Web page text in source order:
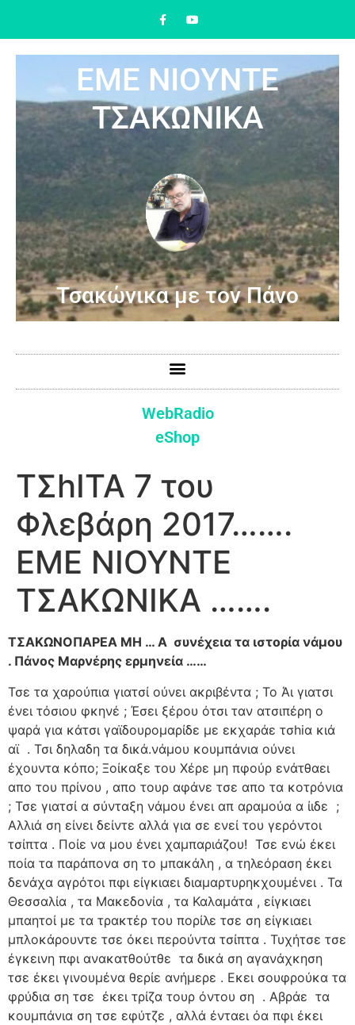
ΕΜΕ ΝΙΟΥΝΤΕ
ΤΣΑΚΩΝΙΚΑ
Τσακώνικα με τον Πάνο
WebRadio
eShop
ΤΣhITA 7 του
Φλεβάρη 2017…….
ΕΜΕ ΝΙΟΥΝΤΕ
ΤΣΑΚΩΝΙΚΑ …….
ΤΣΑΚΩΝΟΠΑΡΕΑ ΜΗ … Α συνέχεια τα ιστορία νάμου
. Πάνος Μαρνέρης ερμηνεία ……
Τσε τα χαρούπια γιατσί ούνει ακριβέντα ; Το Άι γιατσι
ένει τόσιου φκηνέ ; Έσει ξέρου ότσι ταν ατσιπέρη ο
ψαρά για κάτσι γαϊδουρομαρίδε με εκχαράε τσhiα κιά
αϊ . Τσι δηλαδη τα δικά.νάμου κουμπάνια ούνει
έχουντα κόπο; Ξοίκαξε του Χέρε μη πφούρ ενάτθαει
απο του πρίνου , απο τουρ αφάνε τσε απο τα κοτρόνια
; Τσε γιατσί α σύνταξη νάμου ένει απ αραμούα α ίιδε ;
Αλλιά ση είνει δείντε αλλά για σε ενεί του γερόντοι
τσίπτα . Ποίε να μου ένει χαμπαριάζου! Τσε ενώ έκει
ποία τα παράπονα ση το μπακάλη , α τηλεόραση έκει
δενάχα αγρότοι πφι είγκιαει διαμαρτυρηκχουμένει . Τα
Θεσσαλία , τα Μακεδονία , τα Καλαμάτα , είγκιαει
μπαητοί με τα τρακτέρ του πορίλε τσε ση είγκιαει
μπλοκάρουντε τσε όκει περούντα τσίπτα . Τυχήτσε τσε
έγκεινη πφι ανακατθούτθε τα δικά ση αγανάχκηση
τσε έκει γινουμένα θερίε ανήμερε . Εκει σουφρούκα τα
φρύδια ση τσε έκει τρίζα τουρ όντου ση . Αβράε τα
κουμπάνια ση τσε εφύτζε , αλλά ένταει όα πφι έκει